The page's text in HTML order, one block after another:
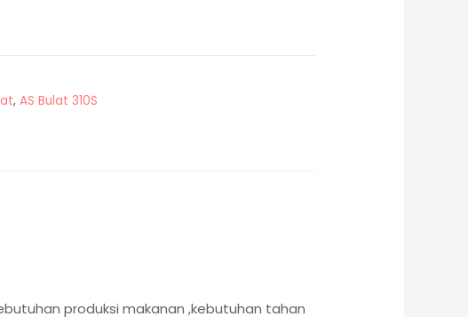
, AS Bulat 310S
produksi makanan ,kebutuhan tahan